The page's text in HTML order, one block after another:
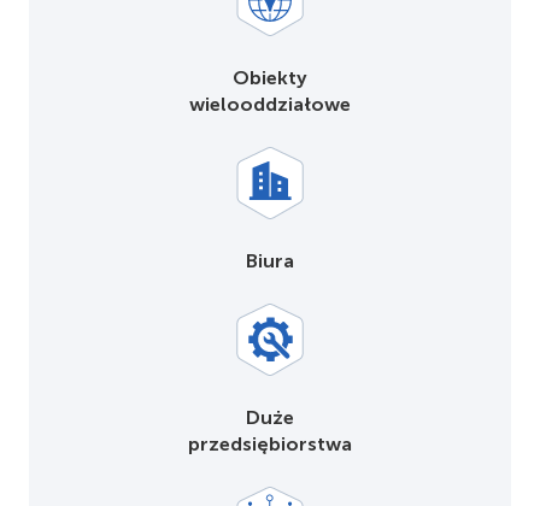
Obiekty
wielooddziałowe
Biura
Duże
przedsiębiorstwa